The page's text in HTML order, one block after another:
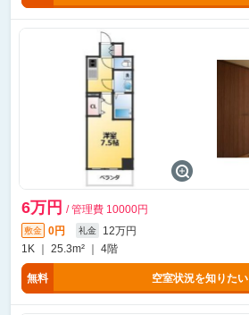
6万円 / 管理費 10000円
敷金 0円 礼金
12万円
1K ｜ 25.3m² ｜ 4階
無料 空室状況を知りたい